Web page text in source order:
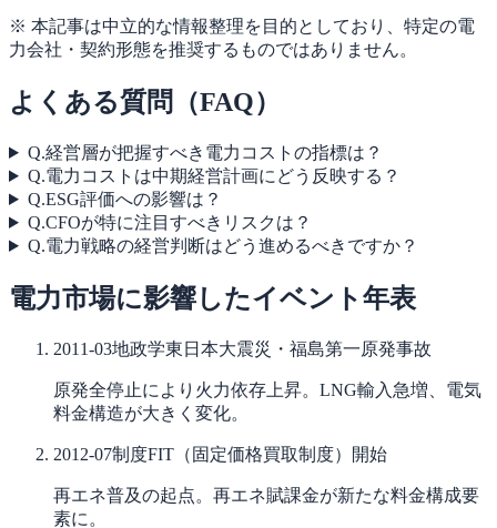
※ 本記事は中立的な情報整理を目的としており、特定の電
力会社・契約形態を推奨するものではありません。
よくある質問（FAQ）
Q.経営層が把握すべき電力コストの指標は？
Q.電力コストは中期経営計画にどう反映する？
Q.ESG評価への影響は？
Q.CFOが特に注目すべきリスクは？
Q.電力戦略の経営判断はどう進めるべきですか？
電力市場に影響したイベント年表
2011-03地政学東日本大震災・福島第一原発事故
原発全停止により火力依存上昇。LNG輸入急増、電気
料金構造が大きく変化。
2012-07制度FIT（固定価格買取制度）開始
再エネ普及の起点。再エネ賦課金が新たな料金構成要
素に。